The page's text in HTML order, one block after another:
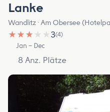
Lanke
Wandlitz · Am Obersee
★ ★ ★ ★ ★3(4)
Jan – Dec
8 Anz. Plätze